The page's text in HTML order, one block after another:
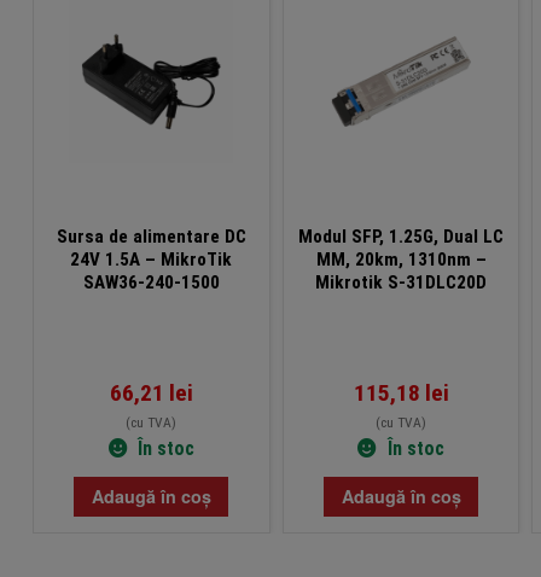
Sursa de alimentare DC
24V 1.5A – MikroTik
SAW36-240-1500
66,21 lei
(cu TVA)
În stoc
Adaugă în coș
Modul SFP, 1.25G, Dual LC
MM, 20km, 1310nm –
Mikrotik S-31DLC20D
115,18 lei
(cu TVA)
În stoc
Adaugă în coș